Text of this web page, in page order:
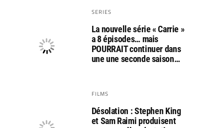
SERIES
La nouvelle série « Carrie »
a 8 épisodes… mais
POURRAIT continuer dans
une une seconde saison…
FILMS
Désolation : Stephen King
et Sam Raimi produisent